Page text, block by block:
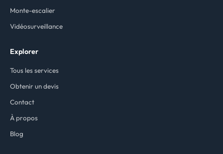
Monte-escalier
Vidéosurveillance
Explorer
Tous les services
Obtenir un devis
Contact
À propos
Blog